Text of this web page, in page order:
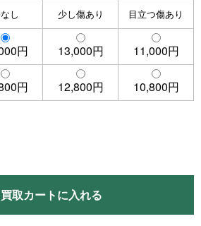
し 少し傷あり 目立つ傷あり
円 13,000円 11,000円
円 12,800円 10,800円
買取カートに入れる